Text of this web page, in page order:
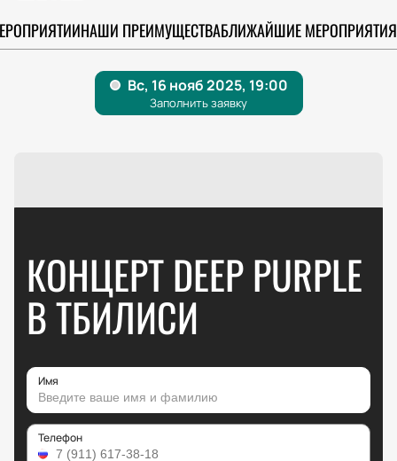
НАШИ ПРЕИМУЩЕСТВАБЛИЖАЙШИЕ МЕРОПРИЯТИЯ
КОНЦЕРТ DEEP PURPLE
В ТБИЛИСИ
Имя
Телефон